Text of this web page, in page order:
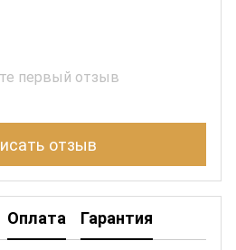
первый отзыв
отзыв
Оплата Гарантия